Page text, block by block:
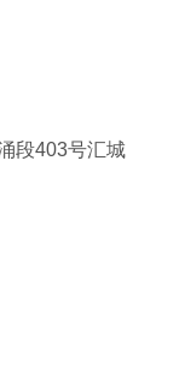
段403号汇城